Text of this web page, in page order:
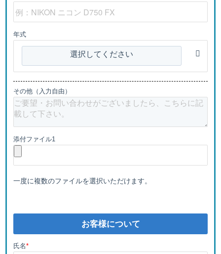
年式
選択してください
その他（入力自由）
添付ファイル1
一度に複数のファイルを選択いただけます。
お客様について
氏名*